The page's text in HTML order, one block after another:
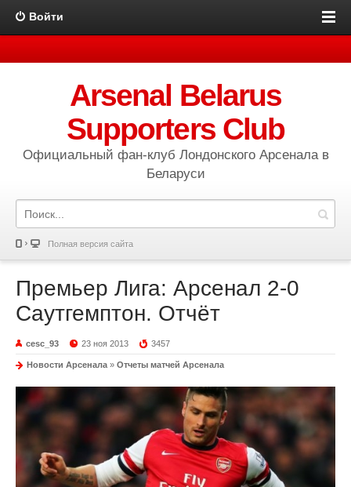
Войти
Arsenal Belarus
Supporters Club
Официальный фан-клуб Лондонского Арсенала в
Беларуси
Полная версия сайта
Премьер Лига: Арсенал 2-0
Саутгемптон. Отчёт
cesc_93 23 ноя 2013 3457
Новости Арсенала » Отчеты матчей Арсенала